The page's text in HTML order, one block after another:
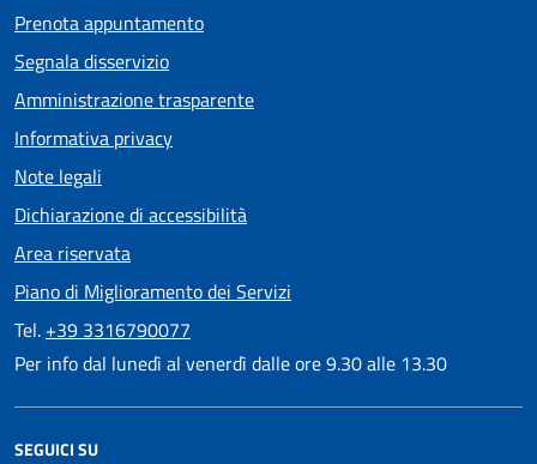
Prenota appuntamento
Segnala disservizio
Amministrazione trasparente
Informativa privacy
Note legali
Dichiarazione di accessibilità
Area riservata
Piano di Miglioramento dei Servizi
Tel. +39 3316790077
Per info dal lunedì al venerdì dalle ore 9.30 alle 13.30
SEGUICI SU